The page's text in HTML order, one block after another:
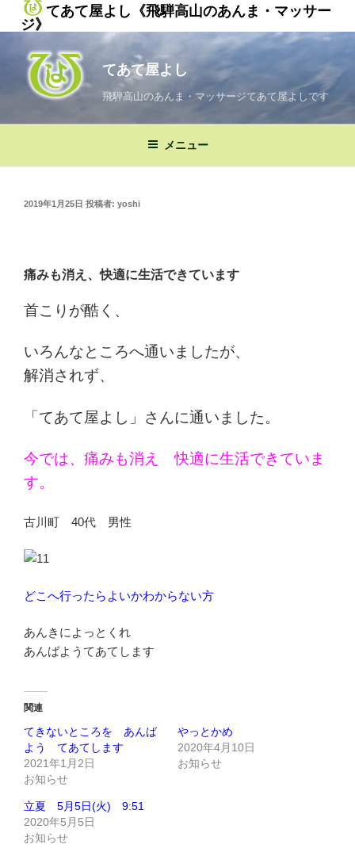
てあて屋よし《飛騨高山のあんま・マッサー
ジ》
てあて屋よし
飛騨高山のあんま・マッサージてあて屋よしです
メニュー
投
2019年1月25日 投稿者: yoshi
痛みも消え、快適に生活できています
首こりが酷く、
いろんなところへ通いましたが、
解消されず、
「てあて屋よし」さんに通いました。
今では、痛みも消え 快適に生活できていま
す。
古川町 40代 男性
どこへ行ったらよいかわからない方
あんきによっとくれ
あんばようてあてします
関連
てきないところを あんば
よう てあてします
2021年1月2日
お知らせ
やっとかめ
2020年4月10日
お知らせ
立夏 5月5日(火) 9:51
2020年5月5日
お知らせ